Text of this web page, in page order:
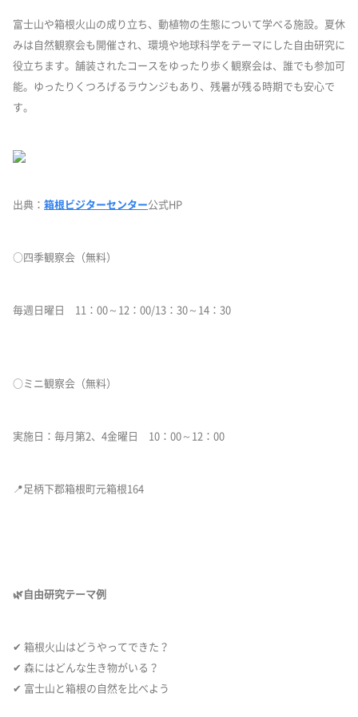
富士山や箱根火山の成り立ち、動植物の生態について学べる施設。夏休
みは自然観察会も開催され、環境や地球科学をテーマにした自由研究に
役立ちます。舗装されたコースをゆったり歩く観察会は、誰でも参加可
能。ゆったりくつろげるラウンジもあり、残暑が残る時期でも安心で
す。
出典： 箱根ビジターセンター公式HP
○四季観察会（無料）
毎週日曜日 11：00～12：00/13：30～14：30
○ミニ観察会（無料）
実施日：毎月第2、4金曜日 10：00～12：00
📍足柄下郡箱根町元箱根164
🌿自由研究テーマ例
✔ 箱根火山はどうやってできた？
✔ 森にはどんな生き物がいる？
✔ 富士山と箱根の自然を比べよう